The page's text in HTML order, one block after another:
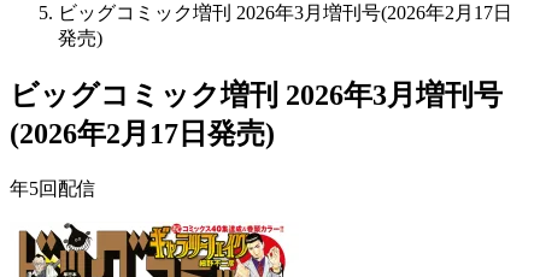
ビッグコミック増刊 2026年3月増刊号(2026年2月17日
発売)
ビッグコミック増刊 2026年3月増刊号
(2026年2月17日発売)
年5回配信